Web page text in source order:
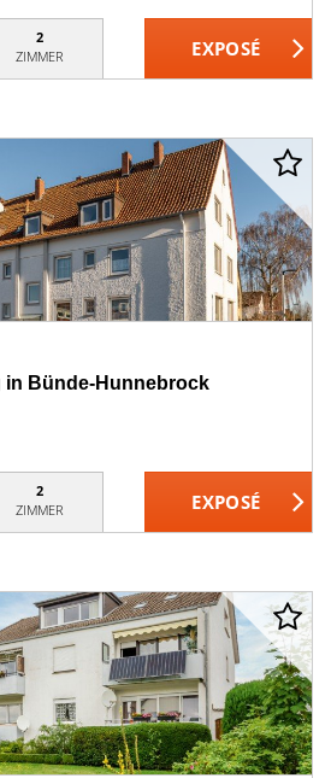
2
ZIMMER
in Bünde-Hunnebrock
2
ZIMMER